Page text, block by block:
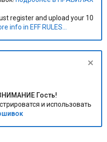
register and upload your 10
info in EFF RULES...
Гость!
и использовать